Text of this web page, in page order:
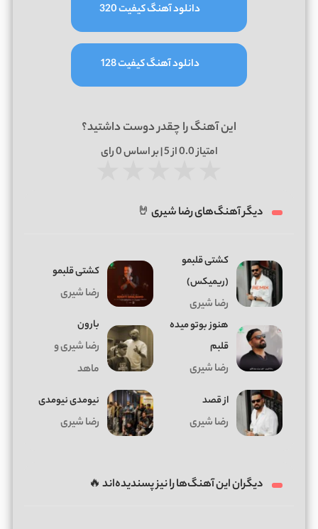
دانلود آهنگ کیفیت 320
دانلود آهنگ کیفیت 128
این آهنگ را چقدر دوست داشتید؟
امتیاز0.0از 5 | بر اساس 0رای
دیگر آهنگ‌های رضا شیری 🤘
کشتی قلبمو
(ریمیکس)
رضا شیری
کشتی قلبمو
رضا شیری
هنوز بوتو میده
قلبم
رضا شیری
بارون
رضا شیری و
ماهد
از قصد
رضا شیری
نیومدی نیومدی
رضا شیری
دیگران این آهنگ‌ها را نیز پسندیده‌اند 🔥